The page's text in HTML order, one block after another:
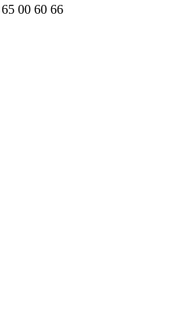
00 60 66